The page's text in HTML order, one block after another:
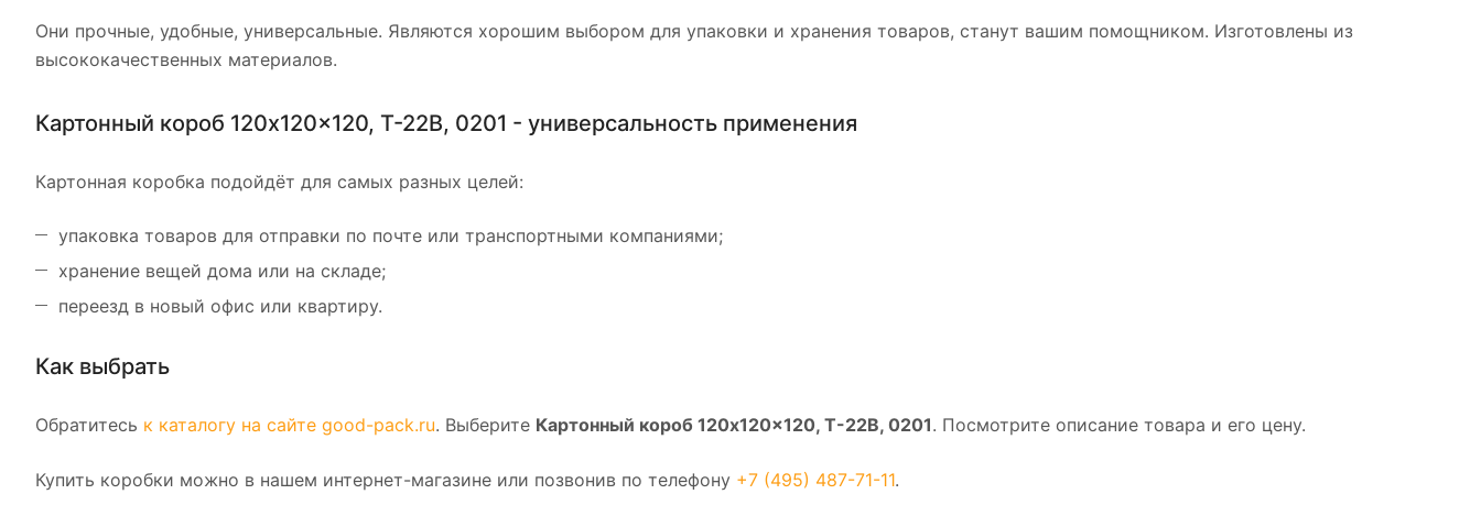
Они прочные, удобные, универсальные. Являются хорошим выбором для упаковки и хранения товаров, станут вашим помощником. Изготовлены из
высококачественных материалов.
Картонный короб 120x120x120, Т-22В, 0201 - универсальность применения
Картонная коробка подойдёт для самых разных целей:
упаковка товаров для отправки по почте или транспортными компаниями;
хранение вещей дома или на складе;
переезд в новый офис или квартиру.
Как выбрать
Обратитесь к каталогу на сайте good-pack.ru. Выберите Картонный короб 120x120x120, Т-22В, 0201. Посмотрите описание товара и его цену.
Купить коробки можно в нашем интернет-магазине или позвонив по телефону +7 (495) 487-71-11.